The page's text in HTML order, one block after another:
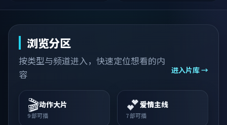
浏览分区
按类型与频道进入，快速定位想看的内
容
进入片库 →
🎬动作大片
9部可播
💕爱情主线
7部可播